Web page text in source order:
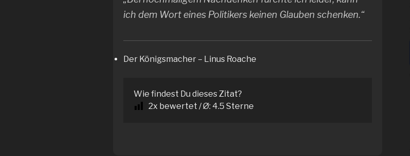
ich dem Wort eines Politikers keinen Glauben schenken.“
Der Königsmacher – Linus Roache
Wie findest Du dieses Zitat?
2x bewertet / Ø: 4.5 Sterne